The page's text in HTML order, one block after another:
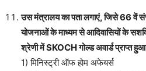
उस मंत्रालय का पता लगाएं, जिसे 66 वें
योजनाओं के माध्यम से आदिवासियों के
श्रेणी में SKOCH गोल्ड अवार्ड प्राप्त
1) मिनिस्ट्री ऑफ होम अफेयर्स